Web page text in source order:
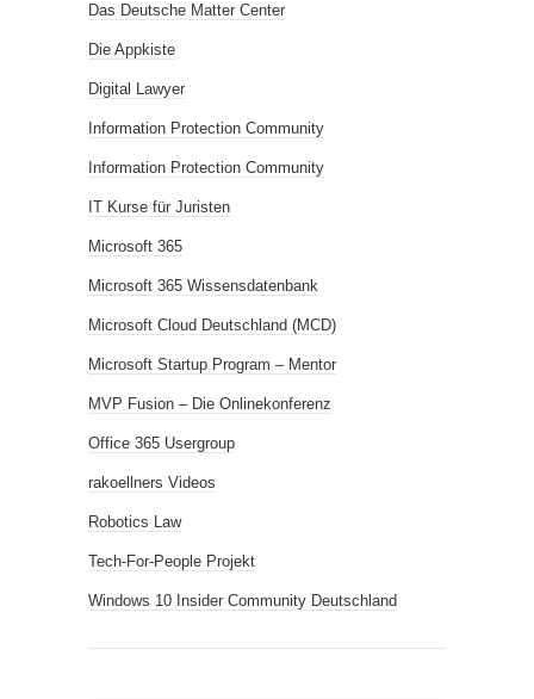
Das Deutsche Matter Center
Die Appkiste
Digital Lawyer
Information Protection Community
Information Protection Community
IT Kurse für Juristen
Microsoft 365
Microsoft 365 Wissensdatenbank
Microsoft Cloud Deutschland (MCD)
Microsoft Startup Program – Mentor
MVP Fusion – Die Onlinekonferenz
Office 365 Usergroup
rakoellners Videos
Robotics Law
Tech-For-People Projekt
Windows 10 Insider Community Deutschland